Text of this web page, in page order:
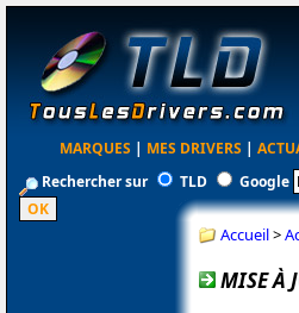
MARQUES | MES DRIVERS |
Rechercher sur
TLD Google
Accueil>
MISE À